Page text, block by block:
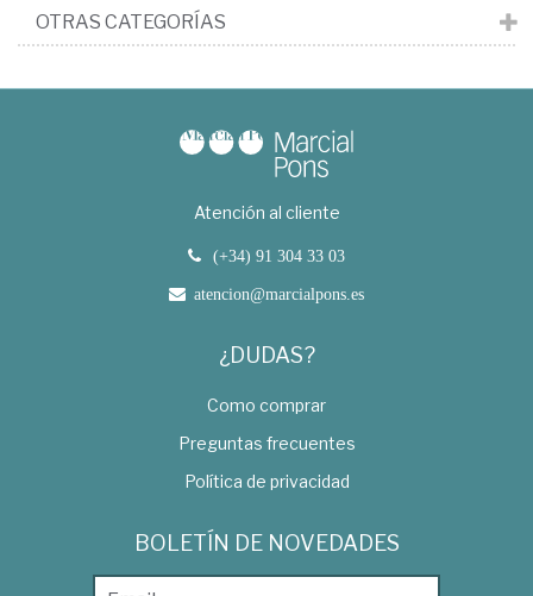
OTRAS CATEGORÍAS
Atención al cliente
(+34) 91 304 33 03
atencion@marcialpons.es
¿DUDAS?
Como comprar
Preguntas frecuentes
Política de privacidad
BOLETÍN DE NOVEDADES